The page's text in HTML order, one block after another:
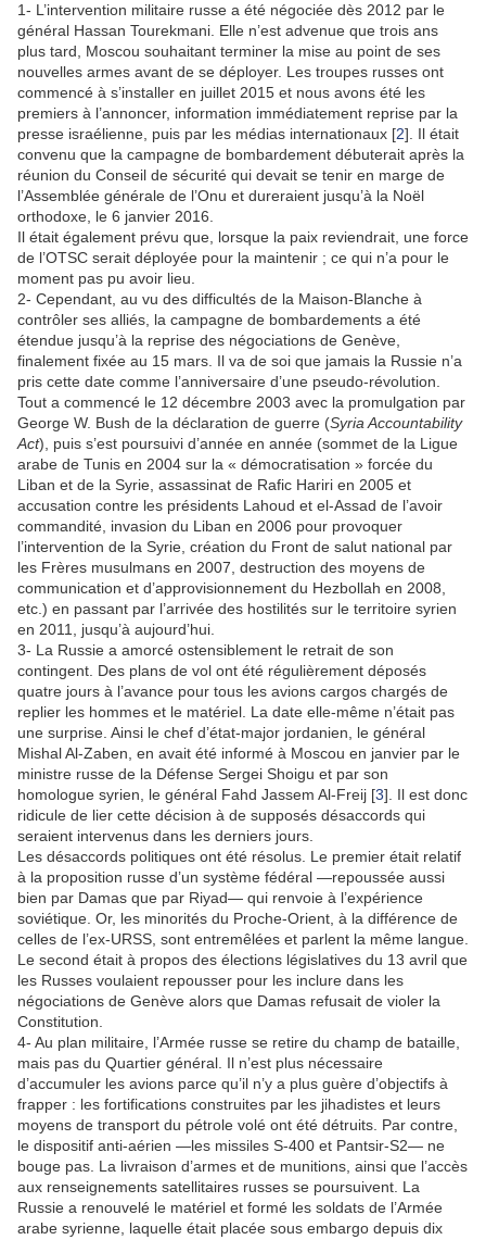
1- L’intervention militaire russe a été négociée dès 2012 par le
général Hassan Tourekmani. Elle n’est advenue que trois ans
plus tard, Moscou souhaitant terminer la mise au point de ses
nouvelles armes avant de se déployer. Les troupes russes ont
commencé à s’installer en juillet 2015 et nous avons été les
premiers à l’annoncer, information immédiatement reprise par la
presse israélienne, puis par les médias internationaux [2]. Il était
convenu que la campagne de bombardement débuterait après la
réunion du Conseil de sécurité qui devait se tenir en marge de
l’Assemblée générale de l’Onu et dureraient jusqu’à la Noël
orthodoxe, le 6 janvier 2016.
Il était également prévu que, lorsque la paix reviendrait, une force
de l’OTSC serait déployée pour la maintenir ; ce qui n’a pour le
moment pas pu avoir lieu.
2- Cependant, au vu des difficultés de la Maison-Blanche à
contrôler ses alliés, la campagne de bombardements a été
étendue jusqu’à la reprise des négociations de Genève,
finalement fixée au 15 mars. Il va de soi que jamais la Russie n’a
pris cette date comme l’anniversaire d’une pseudo-révolution.
Tout a commencé le 12 décembre 2003 avec la promulgation par
George W. Bush de la déclaration de guerre (Syria Accountability
Act), puis s’est poursuivi d’année en année (sommet de la Ligue
arabe de Tunis en 2004 sur la « démocratisation » forcée du
Liban et de la Syrie, assassinat de Rafic Hariri en 2005 et
accusation contre les présidents Lahoud et el-Assad de l’avoir
commandité, invasion du Liban en 2006 pour provoquer
l’intervention de la Syrie, création du Front de salut national par
les Frères musulmans en 2007, destruction des moyens de
communication et d’approvisionnement du Hezbollah en 2008,
etc.) en passant par l’arrivée des hostilités sur le territoire syrien
en 2011, jusqu’à aujourd’hui.
3- La Russie a amorcé ostensiblement le retrait de son
contingent. Des plans de vol ont été régulièrement déposés
quatre jours à l’avance pour tous les avions cargos chargés de
replier les hommes et le matériel. La date elle-même n’était pas
une surprise. Ainsi le chef d’état-major jordanien, le général
Mishal Al-Zaben, en avait été informé à Moscou en janvier par le
ministre russe de la Défense Sergei Shoigu et par son
homologue syrien, le général Fahd Jassem Al-Freij [3]. Il est donc
ridicule de lier cette décision à de supposés désaccords qui
seraient intervenus dans les derniers jours.
Les désaccords politiques ont été résolus. Le premier était relatif
à la proposition russe d’un système fédéral —repoussée aussi
bien par Damas que par Riyad— qui renvoie à l’expérience
soviétique. Or, les minorités du Proche-Orient, à la différence de
celles de l’ex-URSS, sont entremêlées et parlent la même langue.
Le second était à propos des élections législatives du 13 avril que
les Russes voulaient repousser pour les inclure dans les
négociations de Genève alors que Damas refusait de violer la
Constitution.
4- Au plan militaire, l’Armée russe se retire du champ de bataille,
mais pas du Quartier général. Il n’est plus nécessaire
d’accumuler les avions parce qu’il n’y a plus guère d’objectifs à
frapper : les fortifications construites par les jihadistes et leurs
moyens de transport du pétrole volé ont été détruits. Par contre,
le dispositif anti-aérien —les missiles S-400 et Pantsir-S2— ne
bouge pas. La livraison d’armes et de munitions, ainsi que l’accès
aux renseignements satellitaires russes se poursuivent. La
Russie a renouvelé le matériel et formé les soldats de l’Armée
arabe syrienne, laquelle était placée sous embargo depuis dix